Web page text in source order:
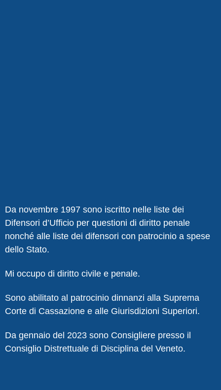
Da novembre 1997 sono iscritto nelle liste dei
Difensori d’Ufficio per questioni di diritto penale
nonché alle liste dei difensori con patrocinio a spese
dello Stato.
Mi occupo di diritto civile e penale.
Sono abilitato al patrocinio dinnanzi alla Suprema
Corte di Cassazione e alle Giurisdizioni Superiori.
Da gennaio del 2023 sono Consigliere presso il
Consiglio Distrettuale di Disciplina del Veneto.